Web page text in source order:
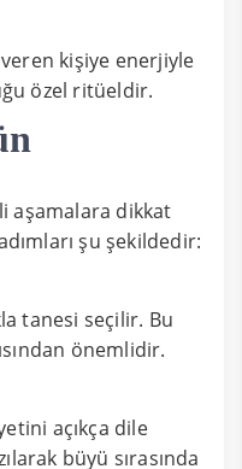
kişiye enerjiyle
özel ritüeldir.
aşamalara dikkat
şu şekildedir:
tanesi seçilir. Bu
önemlidir.
açıkça dile
büyü sırasında